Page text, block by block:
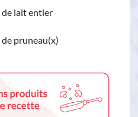
de lait entier
de pruneau(x)